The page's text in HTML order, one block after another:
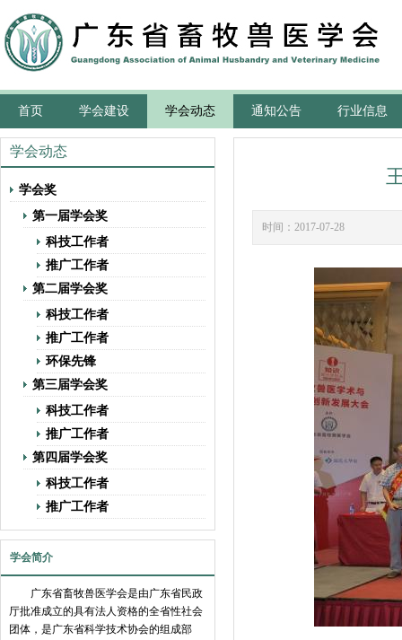
首页 学会建设 学会动态 通知公告 行业信息
学会动态
学会奖
第一届学会奖
科技工作者
推广工作者
第二届学会奖
科技工作者
推广工作者
环保先锋
第三届学会奖
科技工作者
推广工作者
第四届学会奖
科技工作者
推广工作者
学会简介
广东省畜牧兽医学会是由广东省民政
厅批准成立的具有法人资格的全省性社会
团体，是广东省科学技术协会的组成部
时间：2017-07-